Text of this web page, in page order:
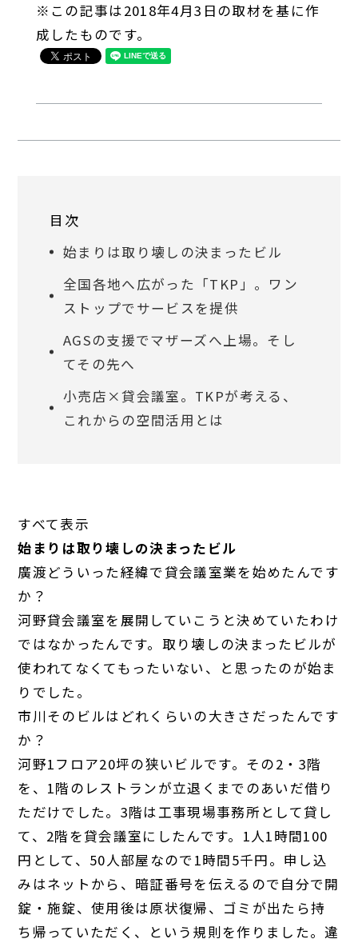
※この記事は2018年4月3日の取材を基に作
成したものです。
目次
始まりは取り壊しの決まったビル
全国各地へ広がった「TKP」。ワン
ストップでサービスを提供
AGSの支援でマザーズへ上場。そし
てその先へ
小売店×貸会議室。TKPが考える、
これからの空間活用とは
すべて表示
始まりは取り壊しの決まったビル
廣渡 どういった経緯で貸会議室業を始めたんです
か？
河野貸会議室を展開していこうと決めていたわけ
ではなかったんです。取り壊しの決まったビルが
使われてなくてもったいない、と思ったのが始ま
りでした。
市川そのビルはどれくらいの大きさだったんです
か？
河野1フロア20坪の狭いビルです。その2・3階
を、1階のレストランが立退くまでのあいだ借り
ただけでした。3階は工事現場事務所として貸し
て、2階を貸会議室にしたんです。1人1時間100
円として、50人部屋なので1時間5千円。申し込
みはネットから、暗証番号を伝えるので自分で開
錠・施錠、使用後は原状復帰、ゴミが出たら持
ち帰っていただく、という規則を作りました。違